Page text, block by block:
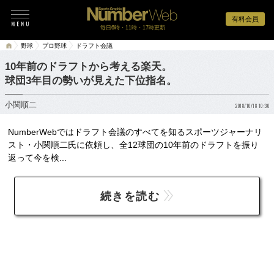
有料会員
毎日6時・11時・17時更新
野球 プロ野球 ドラフト会議
10年前のドラフトから考える楽天。
球団3年目の勢いが見えた下位指名。
小関順二 2018/10/18 10:30
NumberWebではドラフト会議のすべてを知るスポーツジャーナリ
スト・小関順二氏に依頼し、全12球団の10年前のドラフトを振り
返って今を検...
続きを読む